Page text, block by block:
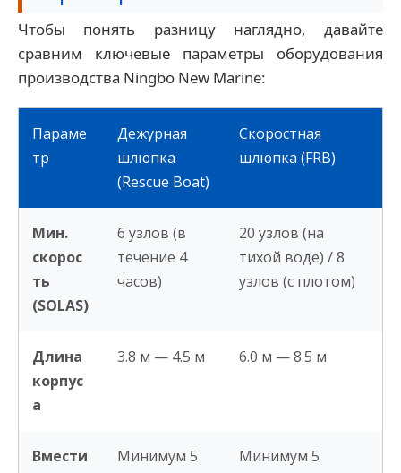
Чтобы понять разницу наглядно, давайте
сравним ключевые параметры оборудования
производства Ningbo New Marine:
Параме
тр
Дежурная
шлюпка
(Rescue Boat)
Скоростная
шлюпка (FRB)
Мин.
скорос
ть
(SOLAS)
6 узлов (в
течение 4
часов)
20 узлов (на
тихой воде) / 8
узлов (с плотом)
Длина
корпус
а
3.8 м — 4.5 м 6.0 м — 8.5 м
Вмести
Минимум 5
Минимум 5